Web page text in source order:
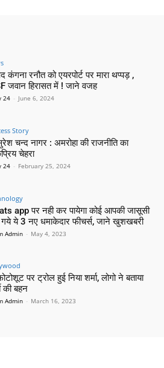
कंगना रनौत को एयरपोर्ट पर मारा थप्पड़ ,
जवान हिरासत में ! जाने वजह
24 - June 6, 2024
Story
चन्द नागर : अमरोहा की राजनीति का
चेहरा
24 - February 25, 2024
app पर नही कर पायेगा कोई आपकी जासूसी
ये 3 नए धमाकेदार फीचर्स, जाने खुशखबरी
Admin - May 4, 2023
पर ट्रोल हुई निया शर्मा, लोगो ने बताया
की बहन
Admin - March 16, 2023